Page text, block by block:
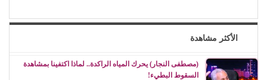
الأكثر مشاهدة
(مصطفى النجار) يحرك المياه الراكدة.. لماذا اكتفينا بمشاهدة
السقوط البطيء!